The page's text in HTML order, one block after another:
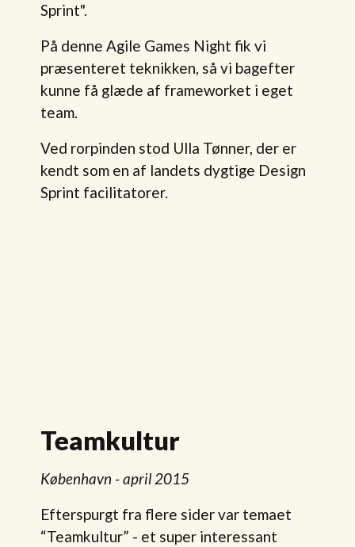
Sprint".
På denne Agile Games Night fik vi
præsenteret teknikken, så vi bagefter
kunne få glæde af frameworket i eget
team.
Ved rorpinden stod Ulla Tønner, der er
kendt som en af landets dygtige Design
Sprint facilitatorer.
Teamkultur
København - april 2015
Efterspurgt fra flere sider var temaet
“Teamkultur” - et super interessant